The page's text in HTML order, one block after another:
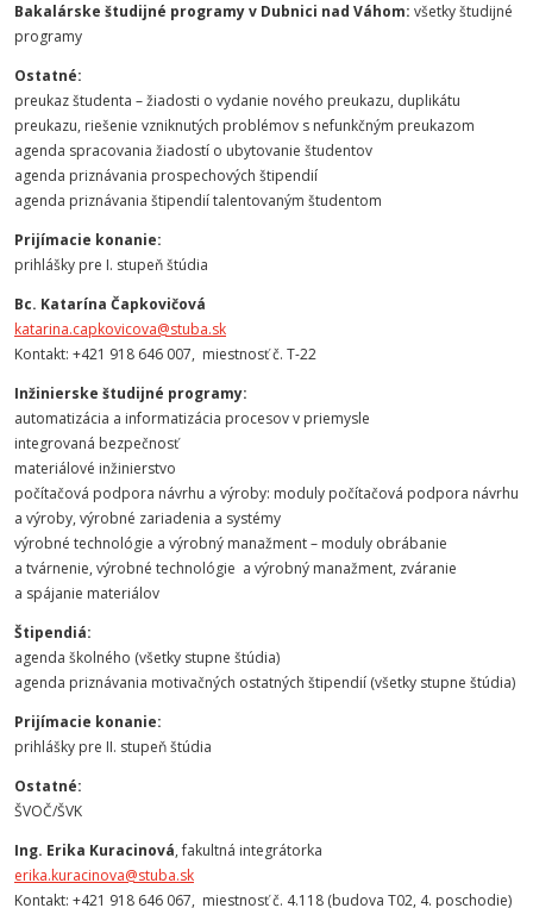
Bakalárske študijné programy v Dubnici nad Váhom: všetky študijné
programy
Ostatné:
preukaz študenta – žiadosti o vydanie nového preukazu, duplikátu
preukazu, riešenie vzniknutých problémov s nefunkčným preukazom
agenda spracovania žiadostí o ubytovanie študentov
agenda priznávania prospechových štipendií
agenda priznávania štipendií talentovaným študentom
Prijímacie konanie:
prihlášky pre I. stupeň štúdia
Bc. Katarína Čapkovičová
katarina.capkovicova@stuba.sk
Kontakt: +421 918 646 007, miestnosť č. T-22
Inžinierske študijné programy:
automatizácia a informatizácia procesov v priemysle
integrovaná bezpečnosť
materiálové inžinierstvo
počítačová podpora návrhu a výroby: moduly počítačová podpora návrhu
a výroby, výrobné zariadenia a systémy
výrobné technológie a výrobný manažment – moduly obrábanie
a tvárnenie, výrobné technológie a výrobný manažment, zváranie
a spájanie materiálov
Štipendiá:
agenda školného (všetky stupne štúdia)
agenda priznávania motivačných ostatných štipendií (všetky stupne štúdia)
Prijímacie konanie:
prihlášky pre II. stupeň štúdia
Ostatné:
ŠVOČ/ŠVK
Ing. Erika Kuracinová, fakultná integrátorka
erika.kuracinova@stuba.sk
Kontakt: +421 918 646 067, miestnosť č. 4.118 (budova T02, 4. poschodie)